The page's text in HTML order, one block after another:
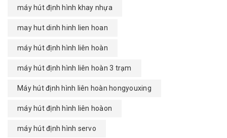
máy hút định hình khay nhựa
may hut dinh hinh lien hoan
máy hút định hình liên hoàn
máy hút định hình liên hoàn 3 trạm
Máy hút định hình liên hoàn hongyouxing
máy hút định hình liên hoàon
máy hút định hình servo